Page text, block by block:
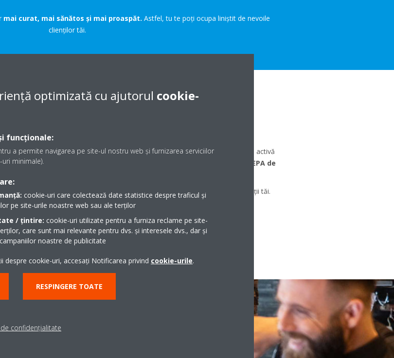
mai curat, mai sănătos și mai proaspăt. Astfel, tu te poți ocupa liniștit de nevoile
clienților tăi.
tehnologia noastră patentată streamer
și o unitate activă
filtrelor HEPA de
Rezultatul: aer curat și sănătos, sigur pentru tine și clientții tăi.
CUM FUNCȚIONEAZĂ?
optimizată cu ajutorul cookie-
funcționale:
a permite navigarea pe site-ul nostru web și furnizarea serviciilor
minimale).
cookie-uri care colectează date statistice despre traficul și
pe site-urile noastre web sau ale terților
/ țintire: cookie-uri utilizate pentru a furniza reclame pe site-
care sunt mai relevante pentru dvs. și interesele dvs., dar și
noastre de publicitate
despre cookie-uri, accesați Notificarea privind cookie-urile.
RESPINGERE TOATE
confidențialitate